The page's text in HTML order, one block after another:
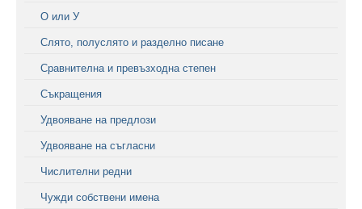
О или У
Слято, полуслято и разделно писане
Сравнителна и превъзходна степен
Съкращения
Удвояване на предлози
Удвояване на съгласни
Числителни редни
Чужди собствени имена